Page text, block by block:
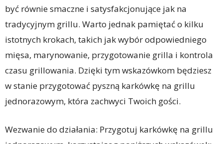
być równie smaczne i satysfakcjonujące jak na
tradycyjnym grillu. Warto jednak pamiętać o kilku
istotnych krokach, takich jak wybór odpowiedniego
mięsa, marynowanie, przygotowanie grilla i kontrola
czasu grillowania. Dzięki tym wskazówkom będziesz
w stanie przygotować pyszną karkówkę na grillu
jednorazowym, która zachwyci Twoich gości.
Wezwanie do działania: Przygotuj karkówkę na grillu